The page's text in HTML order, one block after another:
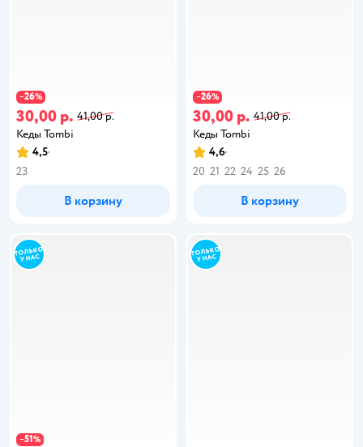
−26%
30,00 р. 41,00 р.
Кеды Tombi
4,5
23
В корзину
−26%
30,00 р. 41,00 р.
Кеды Tombi
4,6
20 21 22 24 25 26
В корзину
−51%